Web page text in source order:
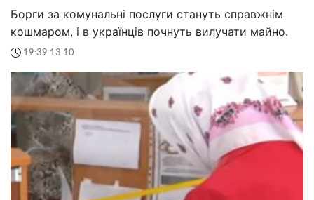
Борги за комунальні послуги стануть справжнім
кошмаром, і в українців почнуть вилучати майно.
19:39 13.10